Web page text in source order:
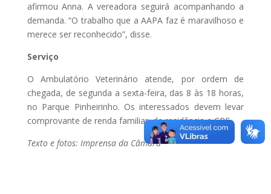
afirmou Anna. A vereadora seguirá acompanhando a
demanda. “O trabalho que a AAPA faz é maravilhoso e
merece ser reconhecido”, disse.
Serviço
O Ambulatório Veterinário atende, por ordem de
chegada, de segunda a sexta-feira, das 8 às 18 horas,
no Parque Pinheirinho. Os interessados devem levar
comprovante de renda familiar, de residência e CPF.
Texto e fotos: Imprensa da Câmara